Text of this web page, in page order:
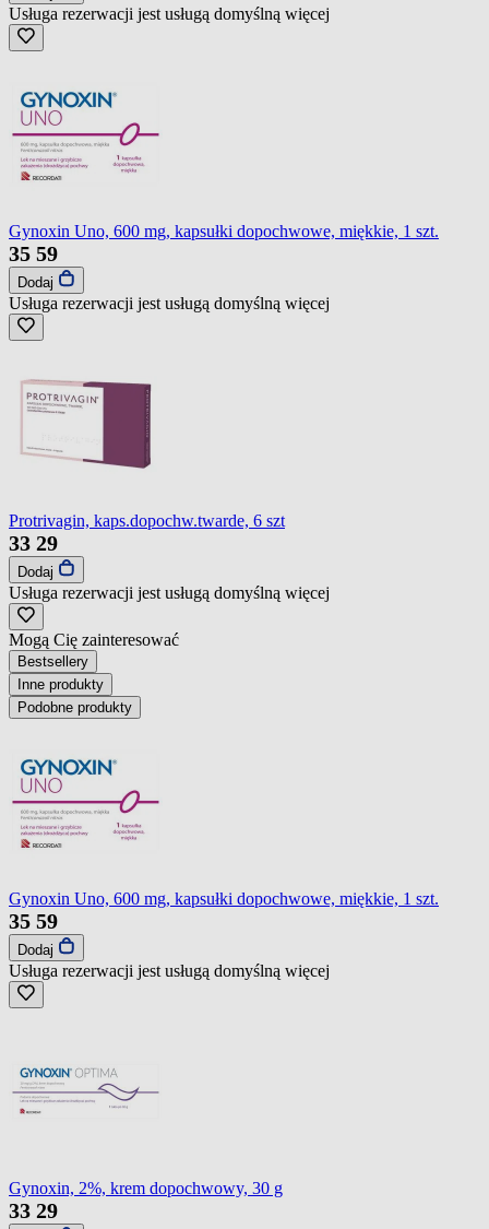
Usługa rezerwacji jest usługą domyślną więcej
Gynoxin Uno, 600 mg, kapsułki dopochwowe, miękkie, 1 szt.
35 59
Dodaj
Usługa rezerwacji jest usługą domyślną więcej
Protrivagin, kaps.dopochw.twarde, 6 szt
33 29
Dodaj
Usługa rezerwacji jest usługą domyślną więcej
Mogą Cię zainteresować
Bestsellery
Inne produkty
Podobne produkty
Gynoxin Uno, 600 mg, kapsułki dopochwowe, miękkie, 1 szt.
35 59
Dodaj
Usługa rezerwacji jest usługą domyślną więcej
Gynoxin, 2%, krem dopochwowy, 30 g
33 29